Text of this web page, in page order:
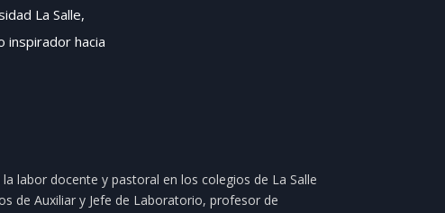
La Salle,
inspirador hacia
labor docente y pastoral en los colegios de La Salle
de Auxiliar y Jefe de Laboratorio, profesor de